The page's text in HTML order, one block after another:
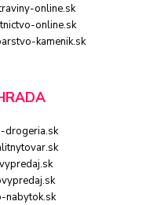
online.sk
online.sk
kamenik.sk
drogeria.sk
nabytok.sk